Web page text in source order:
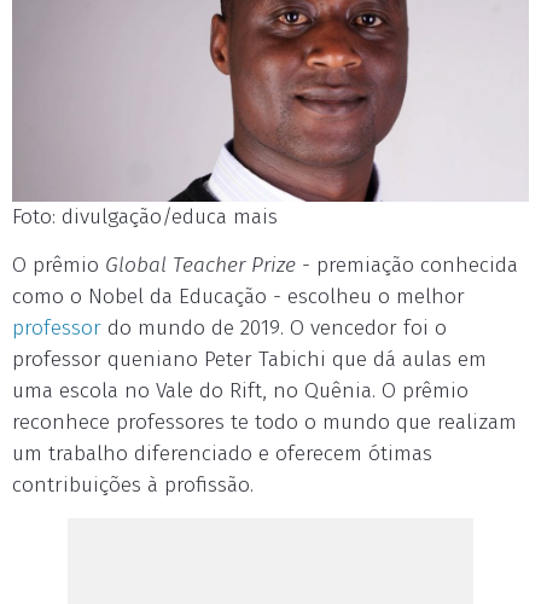
Foto: divulgação/educa mais
O prêmio Global Teacher Prize - premiação conhecida
como o Nobel da Educação - escolheu o melhor
professor do mundo de 2019. O vencedor foi o
professor queniano Peter Tabichi que dá aulas em
uma escola no Vale do Rift, no Quênia. O prêmio
reconhece professores te todo o mundo que realizam
um trabalho diferenciado e oferecem ótimas
contribuições à profissão.